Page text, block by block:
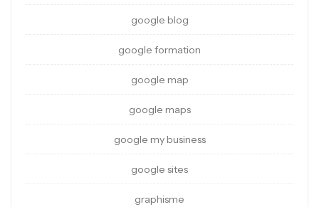
google blog
google formation
google map
google maps
google my business
google sites
graphisme